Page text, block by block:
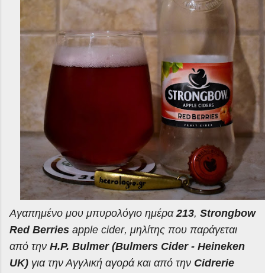
Αγαπημένο μου μπυρολόγιο ημέρα213, Strongbow
Red Berries apple cider, μηλίτης που παράγεται
από την H.P. Bulmer (Bulmers Cider - Heineken
UK) για την Αγγλική αγορά και από την Cidrerie